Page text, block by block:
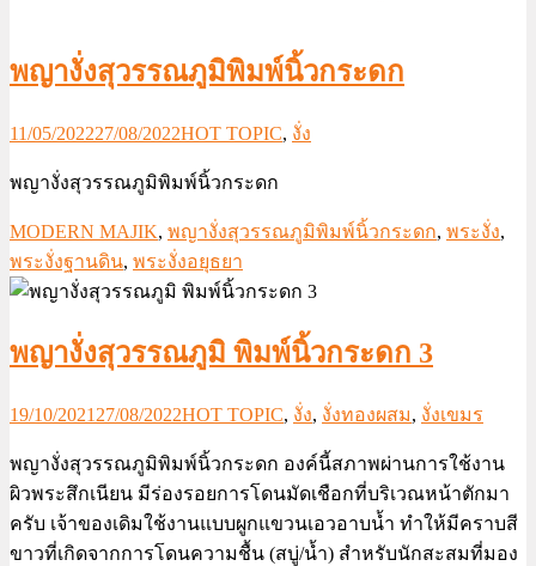
พญางั่งสุวรรณภูมิพิมพ์นิ้วกระดก
11/05/202227/08/2022HOT TOPIC, งั่ง
พญางั่งสุวรรณภูมิพิมพ์นิ้วกระดก
MODERN MAJIK, พญางั่งสุวรรณภูมิพิมพ์นิ้วกระดก, พระงั่ง,
พระงั่งฐานดิน, พระงั่งอยุธยา
พญางั่งสุวรรณภูมิ พิมพ์นิ้วกระดก 3
19/10/2021 27/08/2022HOT TOPIC, งั่ง, งั่งทองผสม, งั่งเขมร
พญางั่งสุวรรณภูมิพิมพ์นิ้วกระดก องค์นี้สภาพผ่านการใช้งาน
ผิวพระสึกเนียน มีร่องรอยการโดนมัดเชือกที่บริเวณหน้าตักมา
ครับ เจ้าของเดิมใช้งานแบบผูกแขวนเอวอาบน้ำ ทำให้มีคราบสี
ขาวที่เกิดจากการโดนความชื้น (สบู่/น้ำ) สำหรับนักสะสมที่มอง